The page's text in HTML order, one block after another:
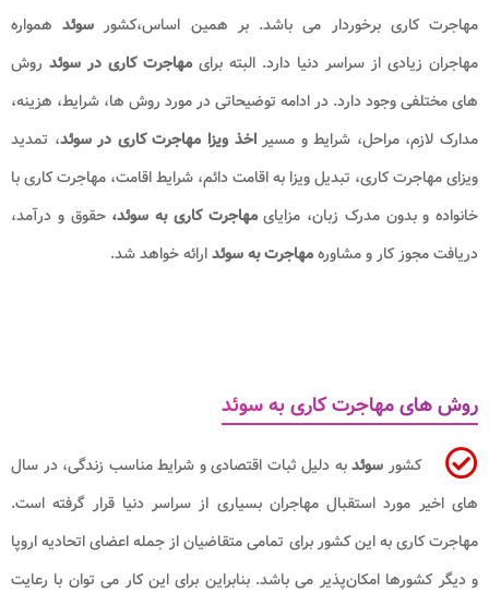
مهاجرت کاری برخوردار می ‌باشد. بر همین اساس،کشور سوئدهمواره
مهاجران زیادی از سراسر دنیا دارد. البته برای مهاجرت کاری در سوئد روش
‌های مختلفی وجود دارد. در ادامه توضیحاتی در مورد روش ها، شرایط، هزینه،
مدارک لازم، مراحل، شرایط و مسیراخذ ویزا مهاجرت کاری در سوئد، تمدید
ویزای مهاجرت کاری، تبدیل ویزا به اقامت دائم، شرایط اقامت، مهاجرت کاری با
خانواده و بدون مدرک زبان، مزایایمهاجرت کاری به سوئد، حقوق و درآمد،
دریافت مجوز کار و مشاورهمهاجرت به سوئدارائه خواهد شد.
روش های مهاجرت کاری به سوئد
کشور سوئدبه دلیل ثبات اقتصادی و شرایط مناسب زندگی، در سال‌
های اخیر مورد استقبال مهاجران بسیاری از سراسر دنیا قرار گرفته است.
مهاجرت کاری به این کشور برای تمامی متقاضیان از جمله اعضای اتحادیه اروپا
و دیگر کشورها امکان‌پذیر می‌ باشد. بنابراین برای این کار می ‌توان با رعایت